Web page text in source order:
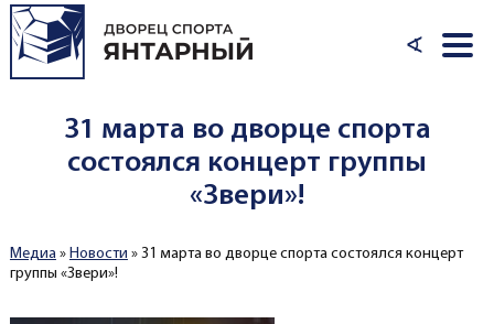
Перейти к основному содержанию
∢
31 марта во дворце спорта
состоялся концерт группы
«Звери»!
Вы здесь
Медиа» Новости » 31 марта во дворце спорта состоялся концерт
группы «Звери»!